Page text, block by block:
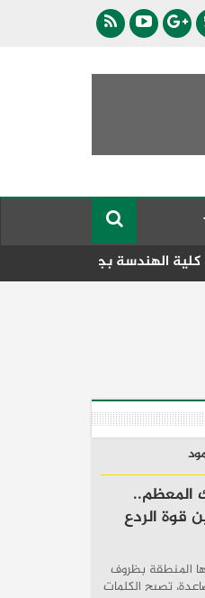
بجامعة دمنهور تطلق فعاليات
المعظم..
قوة الردع
المنطقة بظروف
تصبح الكلمات